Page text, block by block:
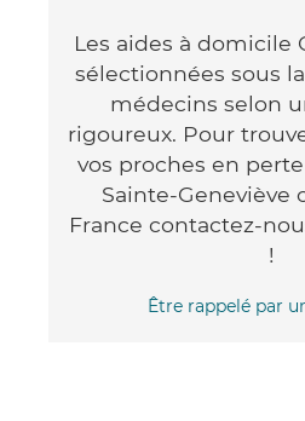
Les aides à domicile
sélectionnées sous
médecins selon
rigoureux. Pour
vos proches en
Sainte-Geneviève
France contactez-
!
Être rappelé par